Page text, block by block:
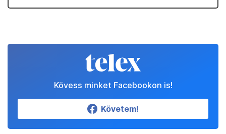
Kövess minket Facebookon is!
Követem!